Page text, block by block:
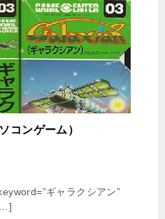
コンゲーム）
ギャラクシアン”